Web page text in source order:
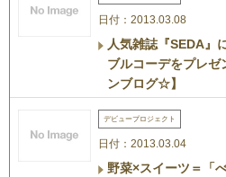
日付：2013.03.08
人気雑誌『SEDA』
ブルコーデをプレゼ
ンブログ☆】
デビュープロジェクト
日付：2013.03.04
野菜×スイーツ＝「